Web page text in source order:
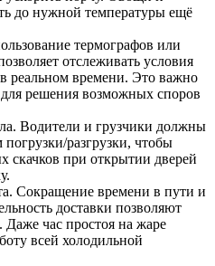
до нужной температуры ещё
термографов или
отслеживать условия
реальном времени. Это важно
для решения возможных споров
Водители и грузчики должны
разгрузки, чтобы
скачков при открытии дверей
Сокращение времени в пути и
доставки позволяют
час простоя на жаре
всей холодильной